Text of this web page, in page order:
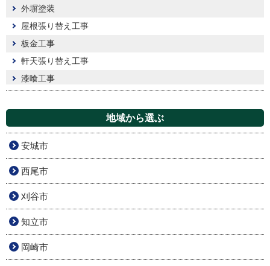
外塀塗装
屋根張り替え工事
板金工事
軒天張り替え工事
漆喰工事
地域から選ぶ
安城市
西尾市
刈谷市
知立市
岡崎市